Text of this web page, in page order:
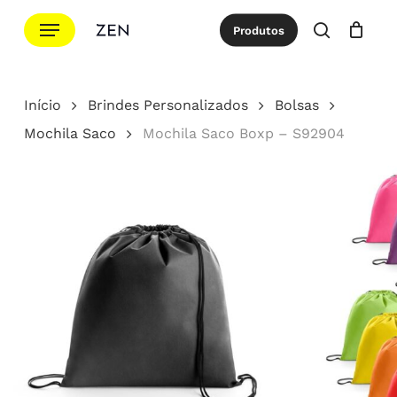
para
principal
Menu Produtos
procurar
Cotação Close
Início Brindes Personalizados
Bolsas
Mochila Saco
Mochila Saco Boxp – S92904